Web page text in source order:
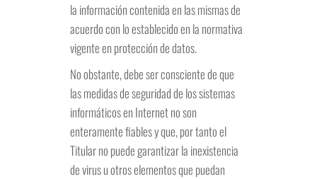
la información contenida en las mismas de
acuerdo con lo establecido en la normativa
vigente en protección de datos.
No obstante, debe ser consciente de que
las medidas de seguridad de los sistemas
informáticos en Internet no son
enteramente fiables y que, por tanto el
Titular no puede garantizar la inexistencia
de virus u otros elementos que puedan